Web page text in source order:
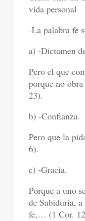
vida personal
-La palabra fe
a) -Dictamen
Pero el que
porque no
23).
b) -Confianza.
Pero que la
6).
c) -Gracia.
Porque a uno
de Sabiduría,
fe,… (1 Cor.